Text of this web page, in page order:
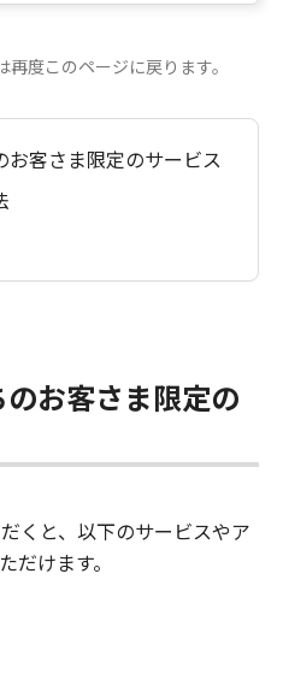
度このページに戻ります。
お客さま限定のサービス
お客さま限定の
くと、以下のサービスやア
だけます。